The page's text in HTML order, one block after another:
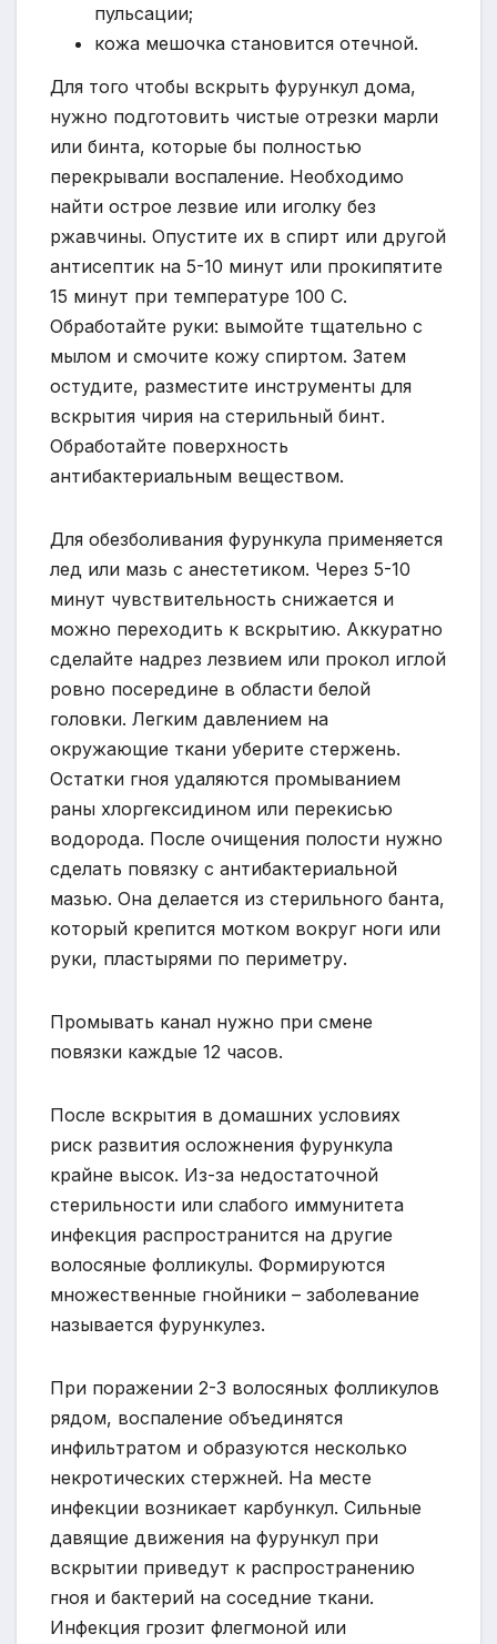
пульсации;
кожа мешочка становится отечной.
Для того чтобы вскрыть фурункул дома,
нужно подготовить чистые отрезки марли
или бинта, которые бы полностью
перекрывали воспаление. Необходимо
найти острое лезвие или иголку без
ржавчины. Опустите их в спирт или другой
антисептик на 5-10 минут или прокипятите
15 минут при температуре 100 С.
Обработайте руки: вымойте тщательно с
мылом и смочите кожу спиртом. Затем
остудите, разместите инструменты для
вскрытия чирия на стерильный бинт.
Обработайте поверхность
антибактериальным веществом.
Для обезболивания фурункула применяется
лед или мазь с анестетиком. Через 5-10
минут чувствительность снижается и
можно переходить к вскрытию. Аккуратно
сделайте надрез лезвием или прокол иглой
ровно посередине в области белой
головки. Легким давлением на
окружающие ткани уберите стержень.
Остатки гноя удаляются промыванием
раны хлоргексидином или перекисью
водорода. После очищения полости нужно
сделать повязку с антибактериальной
мазью. Она делается из стерильного банта,
который крепится мотком вокруг ноги или
руки, пластырями по периметру.
Промывать канал нужно при смене
повязки каждые 12 часов.
После вскрытия в домашних условиях
риск развития осложнения фурункула
крайне высок. Из-за недостаточной
стерильности или слабого иммунитета
инфекция распространится на другие
волосяные фолликулы. Формируются
множественные гнойники – заболевание
называется фурункулез.
При поражении 2-3 волосяных фолликулов
рядом, воспаление объединятся
инфильтратом и образуются несколько
некротических стержней. На месте
инфекции возникает карбункул. Сильные
давящие движения на фурункул при
вскрытии приведут к распространению
гноя и бактерий на соседние ткани.
Инфекция грозит флегмоной или